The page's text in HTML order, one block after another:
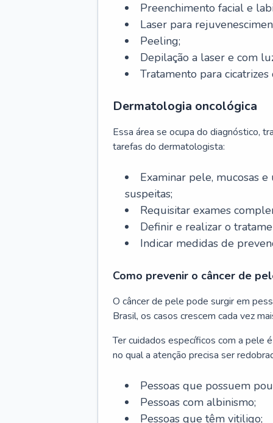
Preenchimento facial e
Laser para
Peeling;
Depilação a laser e com
Tratamento para cicatrizes
Dermatologia oncológica
Essa área se ocupa do diagnóstico,
tarefas do dermatologista:
Examinar pele, mucosas
suspeitas;
Requisitar exames
Definir e realizar o
Indicar medidas de
Como prevenir o câncer de
O câncer de pele pode surgir em
Brasil, os casos crescem cada vez
Ter cuidados específicos com a pele
no qual a atenção precisa ser
Pessoas que possuem
Pessoas com albinismo;
Pessoas que têm vitiligo;